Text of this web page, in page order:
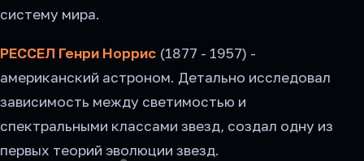
систему мира.
РЕССЕЛ Генри Норрис (1877 - 1957) -
американский астроном. Детально исследовал
зависимость между светимостью и
спектральными классами звезд, создал одну из
первых теорий эволюции звезд.